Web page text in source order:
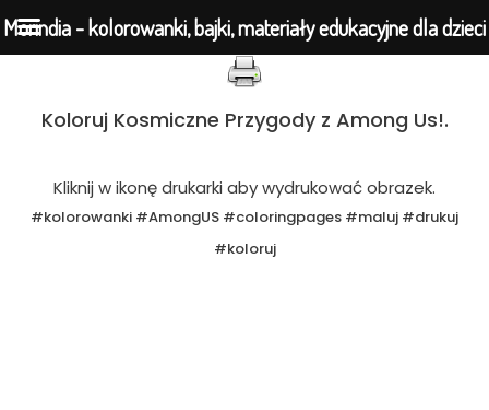
Przejdź
Koloruj Kosmiczne Przygody z Among Us!.
Kliknij w ikonę drukarki aby wydrukować obrazek.
#kolorowanki #AmongUS #coloringpages #maluj #drukuj
#koloruj
Morindia - kolorowanki, bajki, materiały edukacyjne dla dzieci